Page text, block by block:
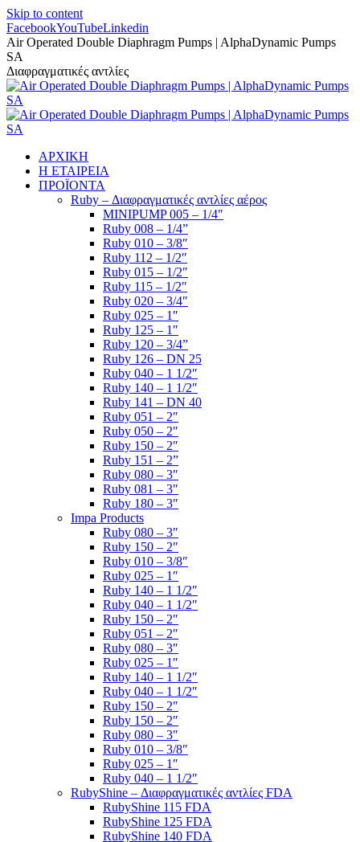
Skip to content
FacebookYouTubeLinkedin
Air Operated Double Diaphragm Pumps | AlphaDynamic Pumps
SA
Διαφραγματικές αντλίες
ΑΡΧΙΚΗ
Η ΕΤΑΙΡΕΙΑ
ΠΡΟΪΟΝΤΑ
Ruby – Διαφραγματικές αντλίες αέρος
MINIPUMP 005 – 1/4″
Ruby 008 – 1/4”
Ruby 010 – 3/8″
Ruby 112 – 1/2″
Ruby 015 – 1/2″
Ruby 115 – 1/2″
Ruby 020 – 3/4″
Ruby 025 – 1″
Ruby 125 – 1″
Ruby 120 – 3/4”
Ruby 126 – DN 25
Ruby 040 – 1 1/2″
Ruby 140 – 1 1/2″
Ruby 141 – DN 40
Ruby 051 – 2″
Ruby 050 – 2″
Ruby 150 – 2″
Ruby 151 – 2”
Ruby 080 – 3″
Ruby 081 – 3″
Ruby 180 – 3″
Impa Products
Ruby 080 – 3″
Ruby 150 – 2″
Ruby 010 – 3/8″
Ruby 025 – 1″
Ruby 140 – 1 1/2″
Ruby 040 – 1 1/2″
Ruby 150 – 2″
Ruby 051 – 2″
Ruby 080 – 3″
Ruby 025 – 1″
Ruby 140 – 1 1/2″
Ruby 040 – 1 1/2″
Ruby 150 – 2″
Ruby 150 – 2″
Ruby 080 – 3″
Ruby 010 – 3/8″
Ruby 025 – 1″
Ruby 040 – 1 1/2″
RubyShine – Διαφραγματικές αντλίες FDA
RubyShine 115 FDA
RubyShine 125 FDA
RubyShine 140 FDA